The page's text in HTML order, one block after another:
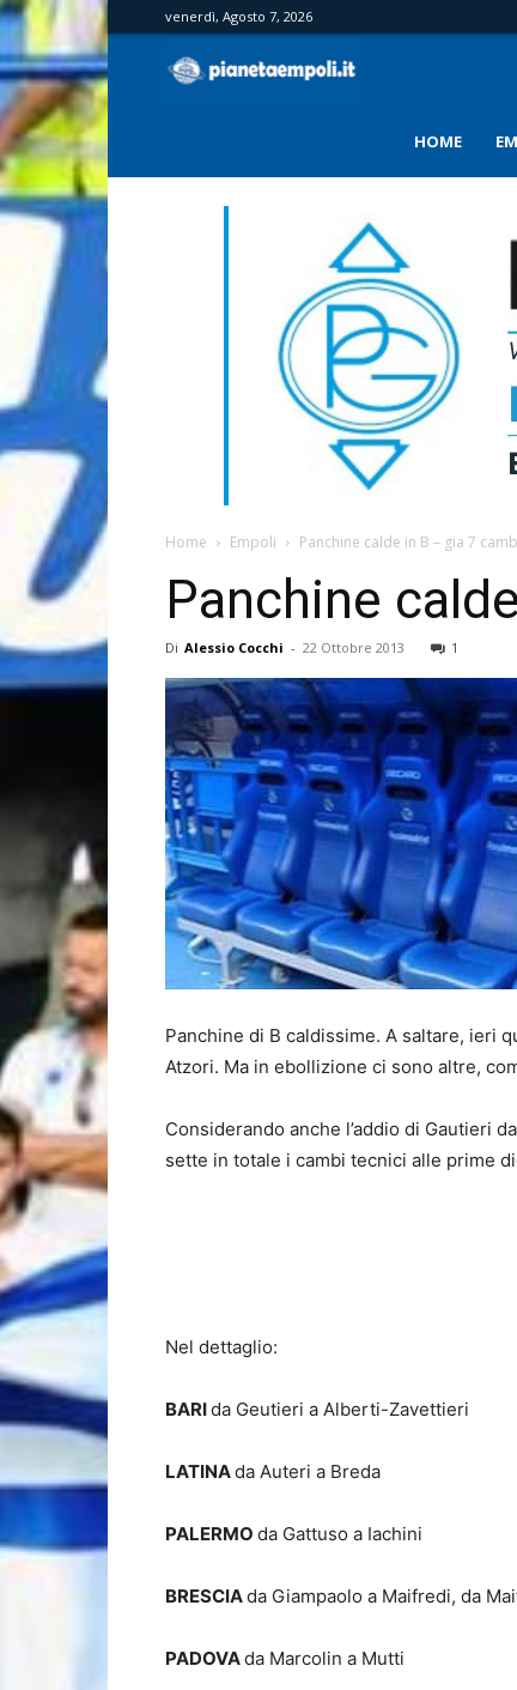
venerdì, Agosto 7, 2026
HOME
Home Empoli Panchine calde in B – gia 7
Panchine
Di Alessio Cocchi - 22 Ottobre 2013 1
Panchine di B caldissime. A saltare, ieri
Atzori. Ma in ebollizione ci sono altre,
Considerando anche l’addio di Gautieri
sette in totale i cambi tecnici alle prime
Nel dettaglio:
BARIda Geutieri a Alberti-Zavettieri
LATINAda Auteri a Breda
PALERMO da Gattuso a Iachini
BRESCIAda Giampaolo a Maifredi, da
PADOVAda Marcolin a Mutti